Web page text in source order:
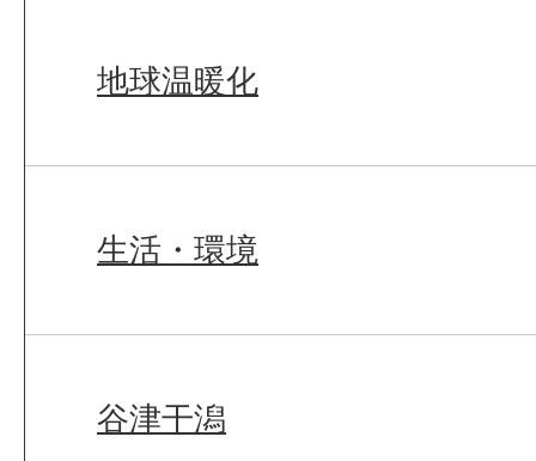
地球温暖化
生活・環境
谷津干潟